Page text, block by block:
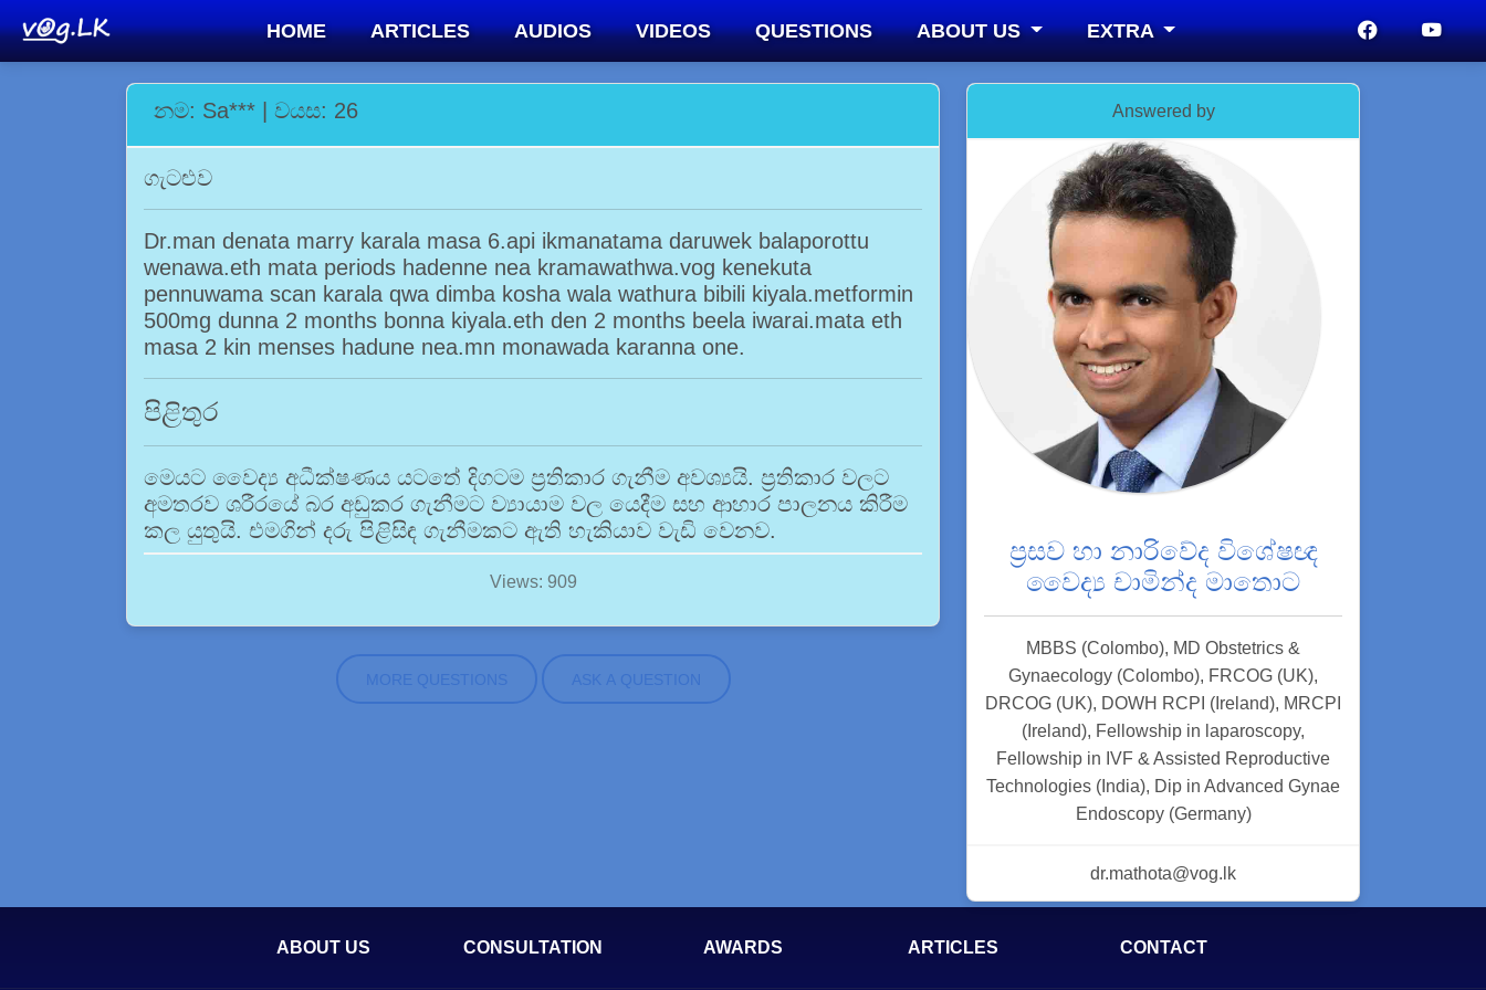
HOME ARTICLES AUDIOS VIDEOS QUESTIONS ABOUT US EXTRA
නම: Sa*** | වයස: 26
ගැටළුව
Dr.man denata marry karala masa 6.api ikmanatama daruwek balaporottu
wenawa.eth mata periods hadenne nea kramawathwa.vog kenekuta
pennuwama scan karala qwa dimba kosha wala wathura bibili kiyala.metformin
500mg dunna 2 months bonna kiyala.eth den 2 months beela iwarai.mata eth
masa 2 kin menses hadune nea.mn monawada karanna one.
පිළිතුර
මෙයට වෛද්‍ය අධීක්ෂණය යටතේ දිගටම ප්‍රතිකාර ගැනීම අවශ්‍යයි. ප්‍රතිකාර වලට
අමතරව ශරීරයේ බර අඩුකර ගැනීමට ව්‍යායාම වල යෙදීම සහ ආහාර පාලනය කිරීම
කල යුතුයි. එමගින් දරු පිළිසිඳ ගැනීමකට ඇති හැකියාව වැඩි වෙනව.
Views: 909
MORE QUESTIONS ASK A QUESTION
Answered by
ප්‍රසව හා නාරිවේද විශේෂඥ
වෛද්‍ය චාමින්ද මාතොට
MBBS (Colombo), MD Obstetrics &
Gynaecology (Colombo), FRCOG (UK),
DRCOG (UK), DOWH RCPI (Ireland), MRCPI
(Ireland), Fellowship in laparoscopy,
Fellowship in IVF & Assisted Reproductive
Technologies (India), Dip in Advanced Gynae
Endoscopy (Germany)
dr.mathota@vog.lk
ABOUT US CONSULTATION AWARDS ARTICLES CONTACT